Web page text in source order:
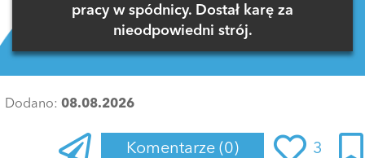
pracy w spódnicy. Dostał karę za
nieodpowiedni strój.
Dodano: 08.08.2026
Komentarze (0) 3